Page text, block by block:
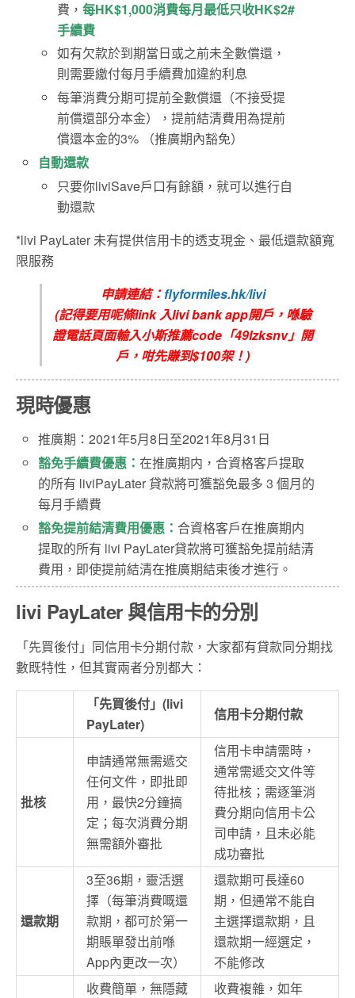
費，每HK$1,000消費每月最低只收HK$2#
手續費
如有欠款於到期當日或之前未全數償還，
則需要繳付每月手續費加違約利息
每筆消費分期可提前全數償還（不接受提
前償還部分本金），提前結清費用為提前
償還本金的3% （推廣期內豁免）
自動還款
只要你liviSave戶口有餘額，就可以進行自
動還款
*livi PayLater 未有提供信用卡的透支現金、最低還款額寬
限服務
申請連結：flyformiles.hk/livi
(記得要用呢條link 入livi bank app開戶，喺驗
證電話頁面輸入小斯推薦code「49lzksnv」開
戶，咁先賺到$100架！)
現時優惠
推廣期：2021年5月8日至2021年8月31日
豁免手續費優惠：在推廣期内，合資格客戶提取
的所有 liviPayLater 貸款將可獲豁免最多 3 個月的
每月手續費
豁免提前結清費用優惠： 合資格客戶在推廣期内
提取的所有 livi PayLater貸款將可獲豁免提前結清
費用，即使提前結清在推廣期結束後才進行。
livi PayLater 與信用卡的分別
「先買後付」同信用卡分期付款，大家都有貸款同分期找
數既特性，但其實兩者分別都大：
「先買後付」(livi
PayLater)
信用卡分期付款
批核
申請通常無需遞交
任何文件，即批即
用，最快2分鐘搞
定；每次消費分期
無需額外審批
信用卡申請需時，
通常需遞交文件等
待批核；需逐筆消
費分期向信用卡公
司申請，且未必能
成功審批
還款期
3至36期，靈活選
擇（每筆消費嘅還
款期，都可於第一
期賬單發出前喺
App內更改一次）
還款期可長達60
期，但通常不能自
主選擇還款期，且
還款期一經選定，
不能修改
收費簡單，無隱藏
收費複雜，如年